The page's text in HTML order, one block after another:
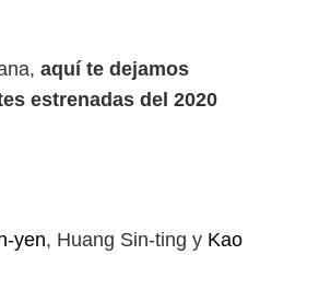
aquí te dejamos
estrenadas del 2020
yen, Huang Sin-ting y Kao